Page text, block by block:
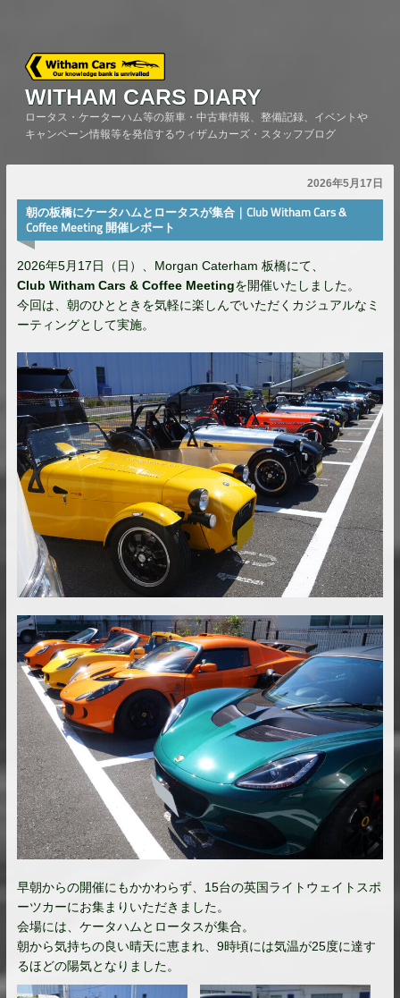
WITHAM CARS DIARY
ロータス・ケーターハム等の新車・中古車情報、整備記録、イベントや
キャンペーン情報等を発信するウィザムカーズ・スタッフブログ
2026年5月17日
朝の板橋にケータハムとロータスが集合｜Club Witham Cars &
Coffee Meeting 開催レポート
2026年5月17日（日）、Morgan Caterham 板橋にて、
Club Witham Cars & Coffee Meetingを開催いたしました。
今回は、朝のひとときを気軽に楽しんでいただくカジュアルなミ
ーティングとして実施。
早朝からの開催にもかかわらず、15台の英国ライトウェイトスポ
ーツカーにお集まりいただきました。
会場には、ケータハムとロータスが集合。
朝から気持ちの良い晴天に恵まれ、9時頃には気温が25度に達す
るほどの陽気となりました。